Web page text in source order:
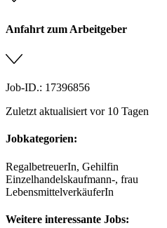
Anfahrt zum Arbeitgeber
Job-ID.: 17396856
Zuletzt aktualisiert vor 10 Tagen
Jobkategorien:
RegalbetreuerIn, Gehilfin
Einzelhandelskaufmann-, frau
LebensmittelverkäuferIn
Weitere interessante Jobs: